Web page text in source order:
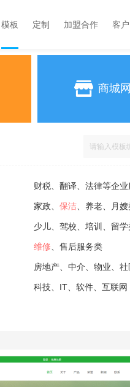
模板 定制 加盟合作 客
商城
财税、翻译、法律等企
家政、 保洁 、养老、月
少儿、驾校、培训、留学
维修 、售后服务类
房地产、中介、物业、
科技、IT、软件、互联网